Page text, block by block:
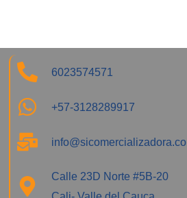
6023574571
+57-3128289917
info@sicomercializadora.co
Calle 23D Norte #5B-20